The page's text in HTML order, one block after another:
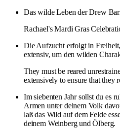
Das wilde Leben der Drew
Rachael's Mardi Gras
Die Aufzucht erfolgt in
extensiv, um den wilden
They must be reared
extensively to ensure that they
Im siebenten Jahr sollst du es
Armen unter deinem Volk
laß das Wild auf dem Felde
deinem Weinberg und Ölberg.